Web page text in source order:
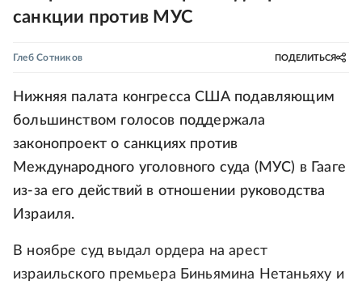
санкции против МУС
Глеб Сотников ПОДЕЛИТЬСЯ
Нижняя палата конгресса США подавляющим
большинством голосов поддержала
законопроект о санкциях против
Международного уголовного суда (МУС) в Гааге
из-за его действий в отношении руководства
Израиля.
В ноябре суд выдал ордера на арест
израильского премьера Биньямина Нетаньяху и